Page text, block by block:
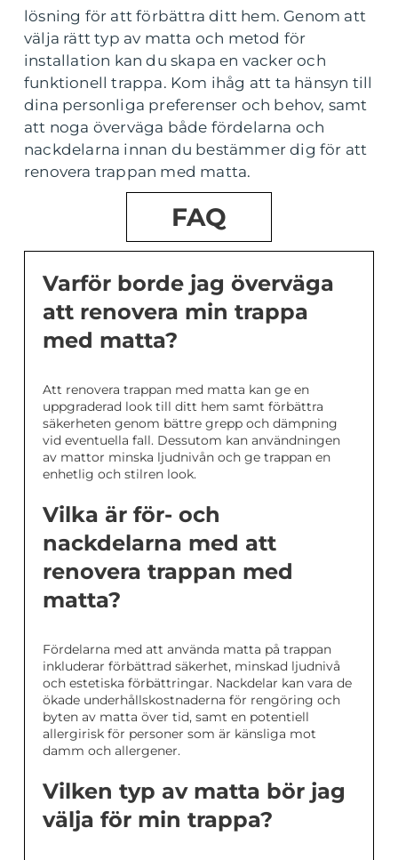
lösning för att förbättra ditt hem. Genom att
välja rätt typ av matta och metod för
installation kan du skapa en vacker och
funktionell trappa. Kom ihåg att ta hänsyn till
dina personliga preferenser och behov, samt
att noga överväga både fördelarna och
nackdelarna innan du bestämmer dig för att
renovera trappan med matta.
FAQ
Varför borde jag överväga
att renovera min trappa
med matta?
Att renovera trappan med matta kan ge en
uppgraderad look till ditt hem samt förbättra
säkerheten genom bättre grepp och dämpning
vid eventuella fall. Dessutom kan användningen
av mattor minska ljudnivån och ge trappan en
enhetlig och stilren look.
Vilka är för- och
nackdelarna med att
renovera trappan med
matta?
Fördelarna med att använda matta på trappan
inkluderar förbättrad säkerhet, minskad ljudnivå
och estetiska förbättringar. Nackdelar kan vara de
ökade underhållskostnaderna för rengöring och
byten av matta över tid, samt en potentiell
allergirisk för personer som är känsliga mot
damm och allergener.
Vilken typ av matta bör jag
välja för min trappa?